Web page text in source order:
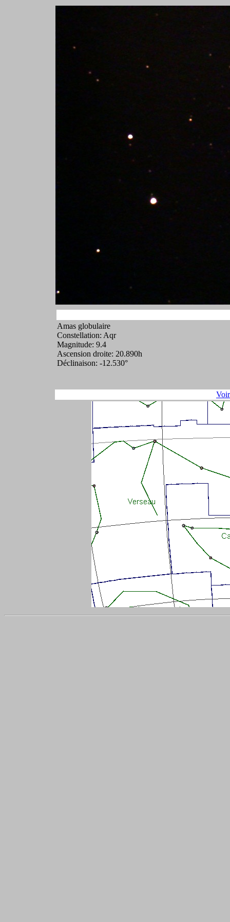
Amas globulaire
Constellation: Aqr
Magnitude: 9.4
Ascension droite: 20.890h
Déclinaison: -12.530°